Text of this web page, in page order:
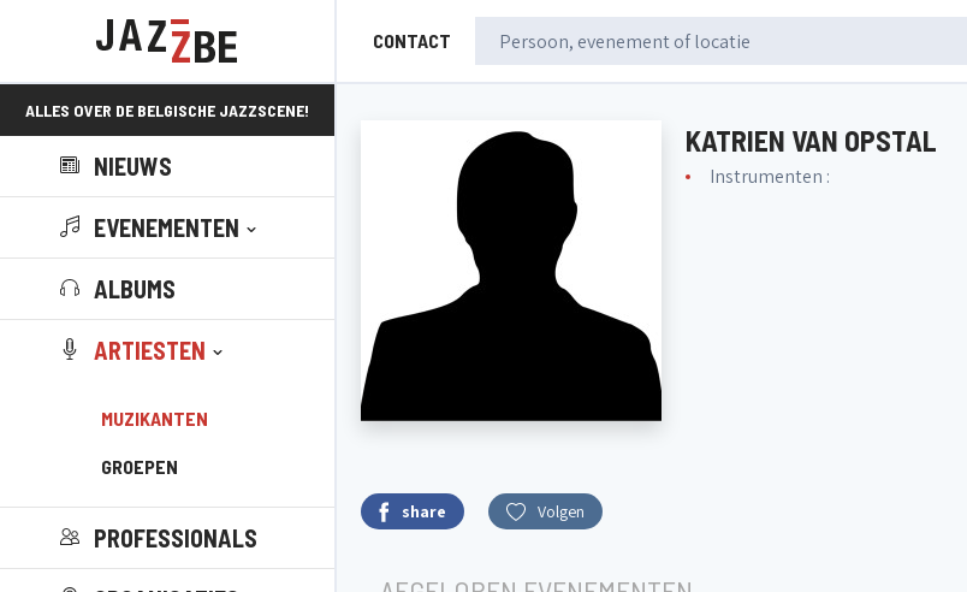
CONTACT
ALLES OVER DE BELGISCHE JAZZSCENE!
NIEUWS
EVENEMENTEN
ALBUMS
ARTIESTEN
MUZIKANTEN
GROEPEN
PROFESSIONALS
KATRIEN VAN OPSTAL
Instrumenten :
share Volgen